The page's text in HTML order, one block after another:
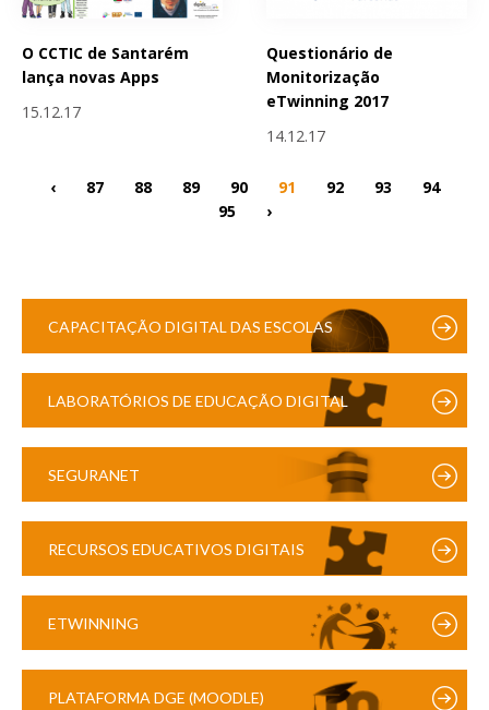
O CCTIC de Santarém
lança novas Apps
15.12.17
Questionário de
Monitorização
eTwinning 2017
14.12.17
‹ 87 88 89 90 91 92 93
94
95
›
CAPACITAÇÃO DIGITAL DAS ESCOLAS
LABORATÓRIOS DE EDUCAÇÃO DIGITAL
SEGURANET
RECURSOS EDUCATIVOS DIGITAIS
ETWINNING
PLATAFORMA DGE (MOODLE)